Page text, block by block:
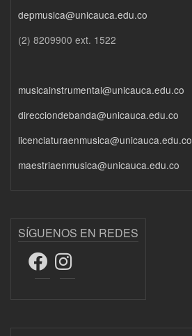
depmusica@unicauca.edu.co
(2) 8209900 ext. 1522
musicainstrumental@unicauca.edu.co
direcciondebanda@unicauca.edu.co
licenciaturaenmusica@unicauca.edu.co
maestriaenmusica@unicauca.edu.co
SÍGUENOS EN REDES